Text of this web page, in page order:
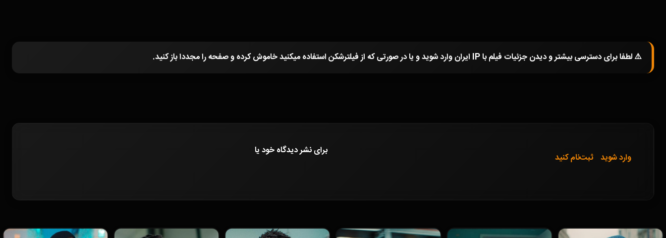
⚠️ لطفا برای دسترسی بیشتر و دیدن جزئیات فیلم با IP ایران وارد شوید و یا در صورتی که از فیلترشکن استفاده میکنید خاموش کرده و صفحه را مجددا باز کنید.
برای نشر دیدگاه خود
وارد شوید
یا
ثبت‌نام کنید